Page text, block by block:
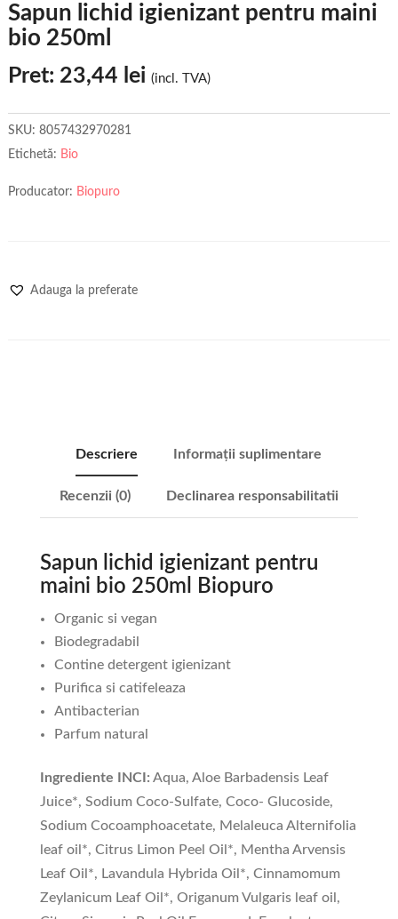
Sapun lichid igienizant pentru maini
bio 250ml
Pret: 23,44 lei (incl. TVA)
SKU: 8057432970281
Etichetă: Bio
Producator: Biopuro
Adauga la preferate
Descriere Informații suplimentare
Recenzii (0) Declinarea responsabilitatii
Sapun lichid igienizant pentru
maini bio 250ml Biopuro
Organic si vegan
Biodegradabil
Contine detergent igienizant
Purifica si catifeleaza
Antibacterian
Parfum natural
Ingrediente INCI: Aqua, Aloe Barbadensis Leaf
Juice*, Sodium Coco-Sulfate, Coco- Glucoside,
Sodium Cocoamphoacetate, Melaleuca Alternifolia
leaf oil*, Citrus Limon Peel Oil*, Mentha Arvensis
Leaf Oil*, Lavandula Hybrida Oil*, Cinnamomum
Zeylanicum Leaf Oil*, Origanum Vulgaris leaf oil,